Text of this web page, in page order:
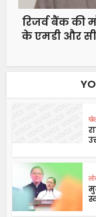
रिजर्व बैंक की
के एमडी और